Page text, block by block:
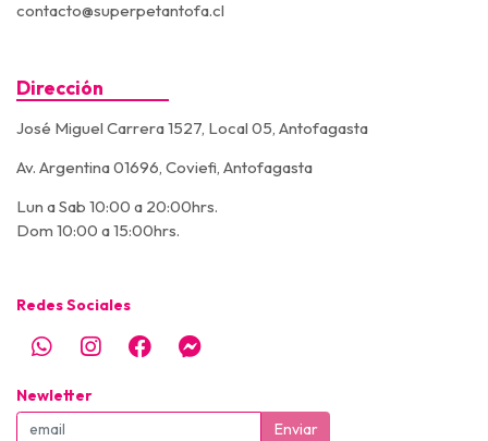
contacto@superpetantofa.cl
Dirección
José Miguel Carrera 1527, Local 05, Antofagasta
Av. Argentina 01696, Coviefi, Antofagasta
Lun a Sab 10:00 a 20:00hrs.
Dom 10:00 a 15:00hrs.
Redes Sociales
Newletter
Enviar